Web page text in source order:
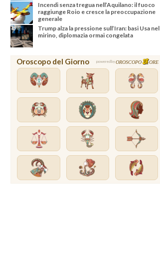
Incendi senza tregua nell’Aquilano: il fuoco
raggiunge Roio e cresce la preoccupazione
generale
Trump alza la pressione sull’Iran: basi Usa nel
mirino, diplomazia ormai congelata
Oroscopo del Giorno powered byOROSCOPO ORE